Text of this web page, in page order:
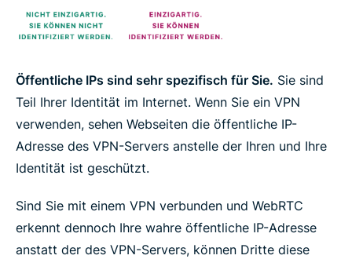
Öffentliche IPs sind sehr spezifisch für Sie. Sie sind
Teil Ihrer Identität im Internet. Wenn Sie ein VPN
verwenden, sehen Webseiten die öffentliche IP-
Adresse des VPN-Servers anstelle der Ihren und Ihre
Identität ist geschützt.
Sind Sie mit einem VPN verbunden und WebRTC
erkennt dennoch Ihre wahre öffentliche IP-Adresse
anstatt der des VPN-Servers, können Dritte diese